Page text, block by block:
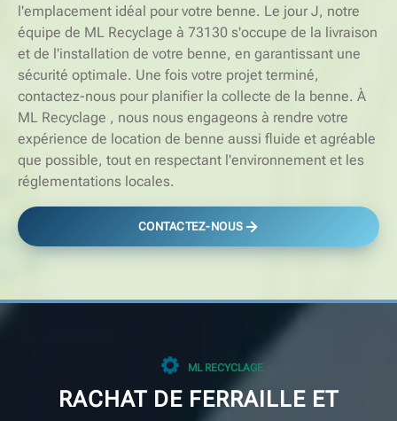
l'emplacement idéal pour votre benne. Le jour J, notre
équipe de ML Recyclage à 73130 s'occupe de la livraison
et de l'installation de votre benne, en garantissant une
sécurité optimale. Une fois votre projet terminé,
contactez-nous pour planifier la collecte de la benne. À
ML Recyclage , nous nous engageons à rendre votre
expérience de location de benne aussi fluide et agréable
que possible, tout en respectant l'environnement et les
réglementations locales.
CONTACTEZ-NOUS
ML RECYCLAGE
RACHAT DE FERRAILLE ET